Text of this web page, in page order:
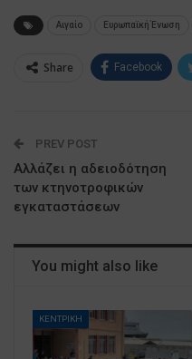
Αιγαίο Ευρωπαϊκή Ένωση
Share Facebook
PREV POST
Αλλάζει η αδειοδότηση
των κτηνοτροφικών
εγκαταστάσεων
You might also like
ΚΕΝΤΡΙΚΗ